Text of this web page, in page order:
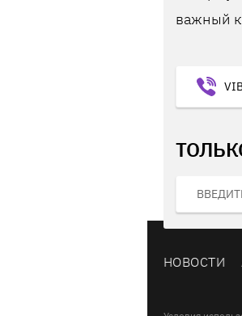
важный
НОВОСТИ